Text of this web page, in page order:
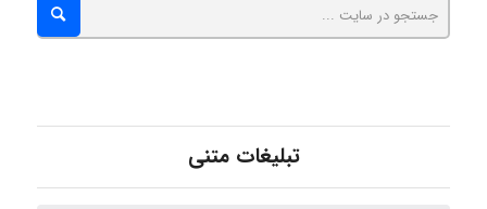
abolfazlkoshehe
تبلیغات متنی